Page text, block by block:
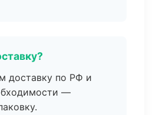
доставку по РФ и
—